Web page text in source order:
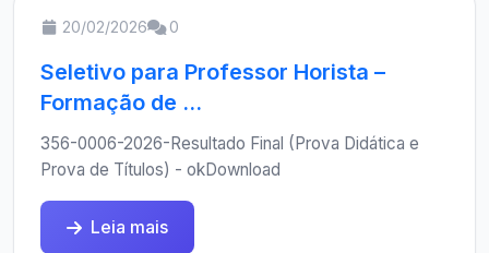
20/02/2026 0
Seletivo para Professor Horista –
Formação de ...
356-0006-2026-Resultado Final (Prova Didática e
Prova de Títulos) - okDownload
Leia mais